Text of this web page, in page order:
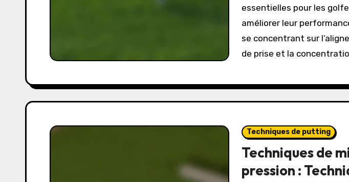
essentielles pour les
améliorer leur
se concentrant sur
de prise et la
Techniques de putting
Techniques de
pression :